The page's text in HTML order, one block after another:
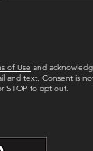
of Use and
text. Consent is
STOP to opt out.